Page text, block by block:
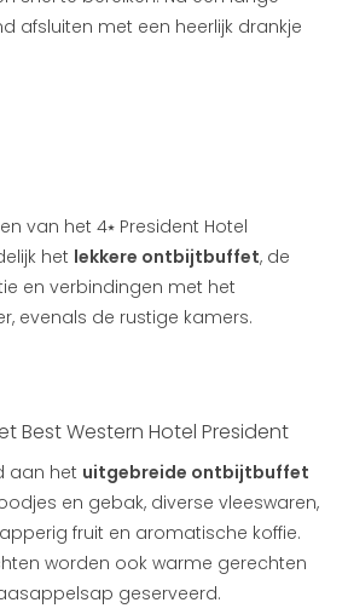
afsluiten met een heerlijk drankje
van het 4⭑ President Hotel
het lekkere ontbijtbuffet, de
en verbindingen met het
evenals de rustige kamers.
Best Western Hotel President
aan het uitgebreide ontbijtbuffet
en gebak, diverse vleeswaren,
fruit en aromatische koffie.
worden ook warme gerechten
geserveerd.